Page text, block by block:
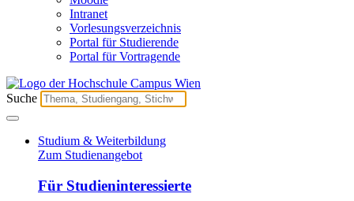
Intranet
Vorlesungsverzeichnis
Portal für Studierende
Portal für Vortragende
Suche
Studium & Weiterbildung
Zum Studienangebot
Für Studieninteressierte